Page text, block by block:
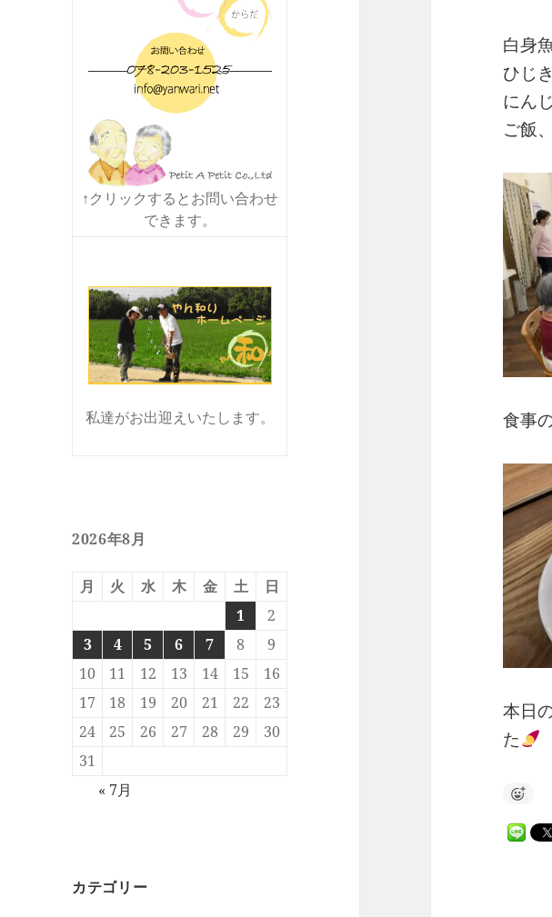
↑クリックするとお問い合わせ
できます。
私達がお出迎えいたします。
2026年8月
月 火 水 木 金 土
日
1
2
3
4 5 6 7 8
9
10
11 12 13 14 15
16
17
18 19 20 21 22
23
24
25 26 27 28 29
30
31
« 7月
カテゴリー
白身
ひじ
にん
ご飯
食事
本日
た